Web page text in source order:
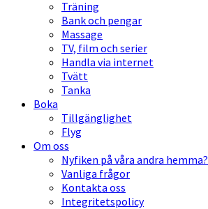
Träning
Bank och pengar
Massage
TV, film och serier
Handla via internet
Tvätt
Tanka
Boka
Tillgänglighet
Flyg
Om oss
Nyfiken på våra andra hemma?
Vanliga frågor
Kontakta oss
Integritetspolicy